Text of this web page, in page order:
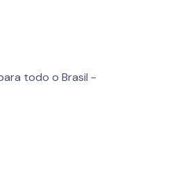
todo o Brasil -